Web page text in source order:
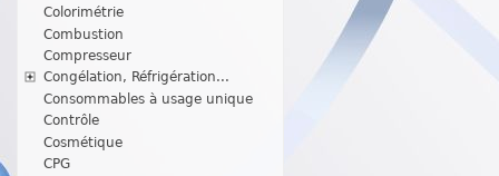
Colorimétrie
Combustion
Compresseur
Congélation, Réfrigération...
Consommables à usage unique
Contrôle
Cosmétique
CPG